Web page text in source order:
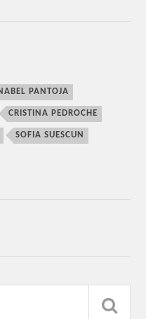
PANTOJA
CRISTINA PEDROCHE
SOFIA SUESCUN